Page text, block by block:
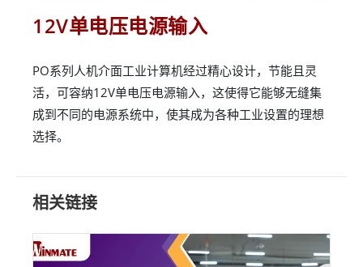
12V单电压电源输入
PO系列人机介面工业计算机经过精心设计，节能且灵
活，可容纳12V单电压电源输入，这使得它能够无缝集
成到不同的电源系统中，使其成为各种工业设置的理想
选择。
相关链接